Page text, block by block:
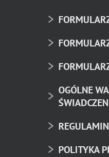
OGÓLNE
POLITYKA